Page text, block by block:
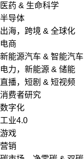
医药 & 生命科学
半导体
出海，跨境 & 全球化
电商
新能源汽车 & 智能汽车
电力，新能源 & 储能
直播，短剧 & 短视频
消费者研究
数字化
工业4.0
游戏
营销